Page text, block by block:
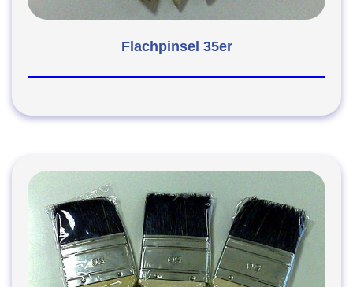
Flachpinsel 35er